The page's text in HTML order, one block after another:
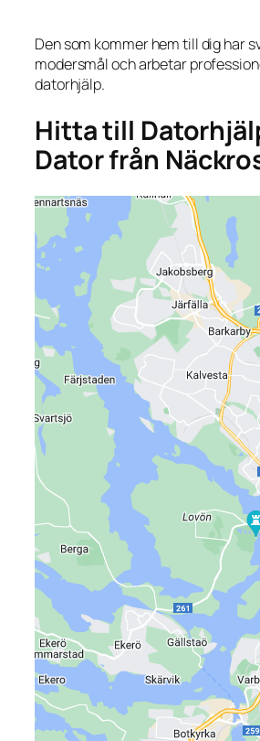
Den som kommer hem till dig har
modersmål och arbetar
datorhjälp.
Hitta till
Dator från